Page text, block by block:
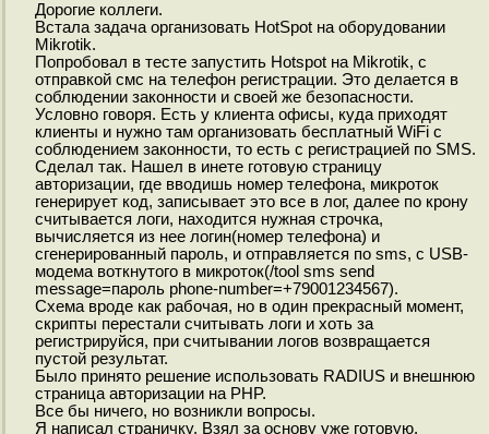
Дорогие коллеги.
Встала задача организовать HotSpot на оборудовании
Mikrotik.
Попробовал в тесте запустить Hotspot на Mikrotik, с
отправкой смс на телефон регистрации. Это делается в
соблюдении законности и своей же безопасности.
Условно говоря. Есть у клиента офисы, куда приходят
клиенты и нужно там организовать бесплатный WiFi с
соблюдением законности, то есть с регистрацией по SMS.
Сделал так. Нашел в инете готовую страницу
авторизации, где вводишь номер телефона, микроток
генерирует код, записывает это все в лог, далее по крону
считывается логи, находится нужная строчка,
вычисляется из нее логин(номер телефона) и
сгенерированный пароль, и отправляется по sms, с USB-
модема воткнутого в микроток(/tool sms send
message=пароль phone-number=+79001234567).
Схема вроде как рабочая, но в один прекрасный момент,
скрипты перестали считывать логи и хоть за
регистрируйся, при считывании логов возвращается
пустой результат.
Было принято решение использовать RADIUS и внешнюю
страница авторизации на PHP.
Все бы ничего, но возникли вопросы.
Я написал страничку. Взял за основу уже готовую,